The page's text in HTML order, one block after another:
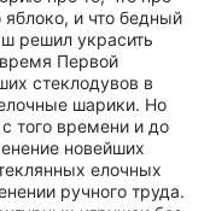
и что бедный
решил украсить
Первой
стеклодувов в
шарики. Но
того времени и до
новейших
елочных
ручного труда.